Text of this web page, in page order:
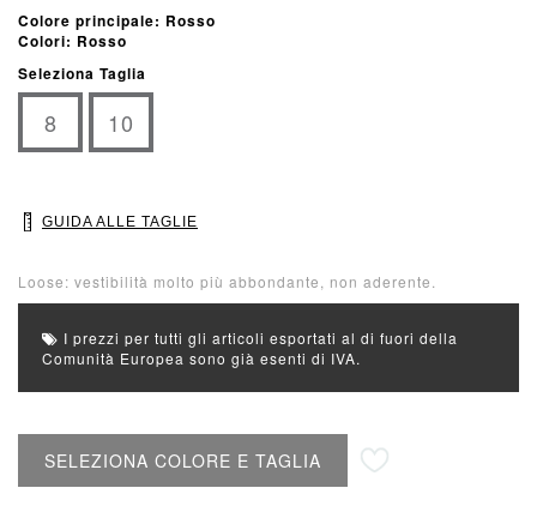
Colore principale: Rosso
Colori: Rosso
Seleziona Taglia
8 10
GUIDA ALLE TAGLIE
Loose: vestibilità molto più abbondante, non aderente.
I prezzi per tutti gli articoli esportati al di fuori della
Comunità Europea sono già esenti di IVA.
SELEZIONA COLORE E TAGLIA